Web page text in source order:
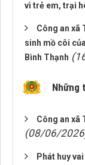
vì trẻ em, trại
Công an xã
sinh mồ côi
Bình Thạnh
Những
Công an xã
(08/06/
Phát huy